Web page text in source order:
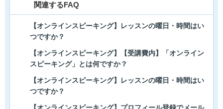
関連するFAQ
【オンラインスピーキング】レッスンの曜日・時間はい
つですか？
【オンラインスピーキング】【受講費内】「オンライン
スピーキング」とは何ですか？
【オンラインスピーキング】レッスンの曜日・時間はい
つですか？